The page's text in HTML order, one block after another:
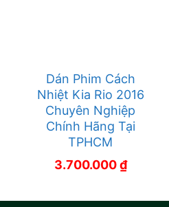
Dán Phim Cách
Nhiệt Kia Rio 2016
Chuyên Nghiệp
Chính Hãng Tại
TPHCM
3.700.000₫